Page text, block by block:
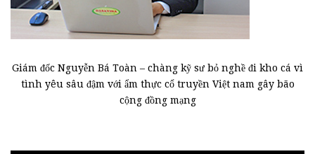
Giám đốc Nguyễn Bá Toàn – chàng kỹ sư bỏ nghề đi kho cá vì
tình yêu sâu đậm với ẩm thực cổ truyền Việt nam gây bão
cộng đồng mạng